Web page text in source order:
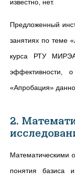
известно, нет.
Предложенный
занятиях по теме
курса РТУ
эффективности,
«Апробация»
2.
Математическими
понятия базиса